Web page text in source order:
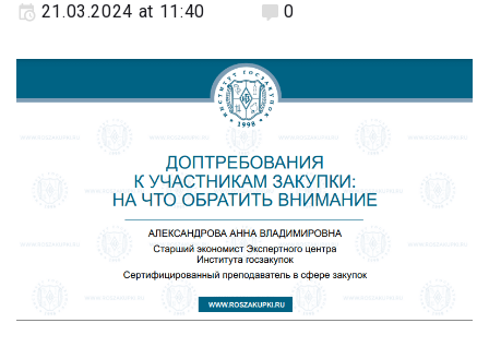
21.03.2024 at 11:40 0